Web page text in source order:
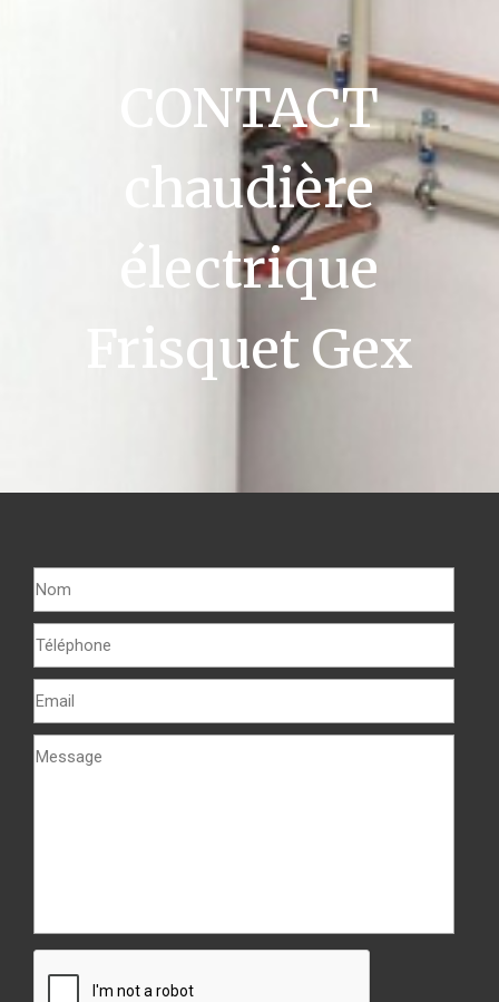
CONTACT
chaudière
électrique
Frisquet Gex